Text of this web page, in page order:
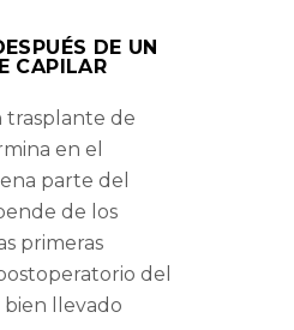
DE UN
CAPILAR
trasplante de
en el
parte del
de los
primeras
del
llevado